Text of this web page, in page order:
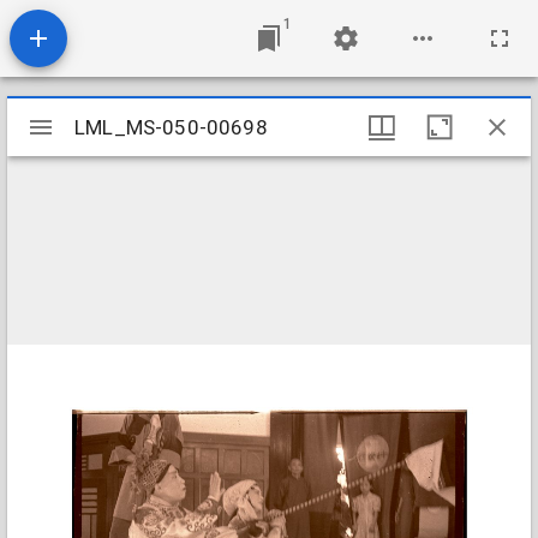
1
Mirador
viewer
LML_MS-050-00698
LML_MS-050-00698